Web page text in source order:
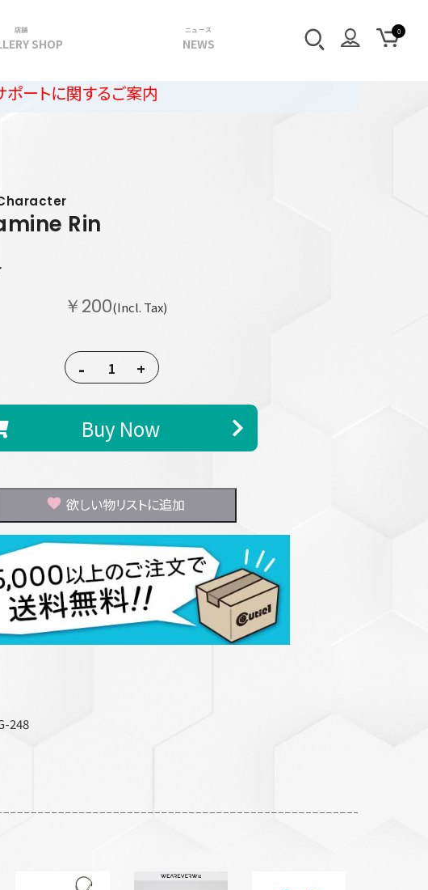
店舗
SHOP
ニュース
NEWS
るご案内
Rin
￥200(Incl. Tax)
- +
Buy Now
欲しい物リストに追加
248